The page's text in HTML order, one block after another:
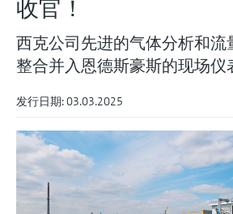
温度测量
压力测量
系统产品
光学分析
Netilion IIoT
涡街流量计
热式质量流量计
Differential pressure flow
measurement
选购全部
超声波物位测量
电容物位测量
静压液位测量
Conductive level measurement
Float switch level measurement
氯传感器和变送器
溶解氧传感器和变送器
实验室检测仪表和便携式pH计
全自动水质采样仪
TOC、COD和SAC分析仪
高温型温度计
卫生型温度计
紧凑型温度计
温度开关
表面温度计
WirelessHART解决方案
网关和调制解调器
设备配置用平板电脑
能量管理仪和应用管理仪
浪涌保护器
颗粒测量设备
数字分析仪解决方案
过程气体分析仪
空气质量测量装置
烟雾探测器
Netilion Library
Netilion Inventory
Netilion Connect
Netilion Device Viewer
Netilion Water
仪表性能优化服务
View all
Repair of measuring instruments
生命科学：创新技术助推卓越运营
电力与能源
采矿、矿物加工及冶金：打造可持
续的未来
件更新, 视频, 证书等各类文件!
学习
学习中心 - 探索Endress+Hauser学习平台上
活动和培训
根据需要，从培训、研讨会、展会、峰会或
在线研讨会等各种活动中灵活选择。
客户案例
新闻与案例
活动和培训
您的Endress+Hauser职业生涯
财务业绩
集团管理层
发展历程
文化与价值观
可持续发展
温度+系统产品
Endress+Hauser 数字解决方案
Endress+Hauser 光学分析
Endress+Hauser SICK
Endress+Hauser Technology China
My Endress+Hauser
建立电子采购流程，从容应对未来
事实速览
媒体活动
在线研讨会和回放
峰会
线下活动
查找市场活动及培训
更多工作机会
德国耶拿分析仪器公司的工作机会
IST创新传感器技术公司的工作机
会
Job opportunities at
Endress+Hauser SICK
收官！
西克公司先进的气体分析和流
整合并入恩德斯豪斯的现场仪
发行日期: 03.03.2025